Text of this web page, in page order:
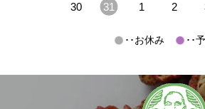
30 31 1 2
･･お休み ･･